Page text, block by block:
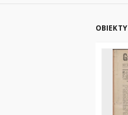
OBIEKTY